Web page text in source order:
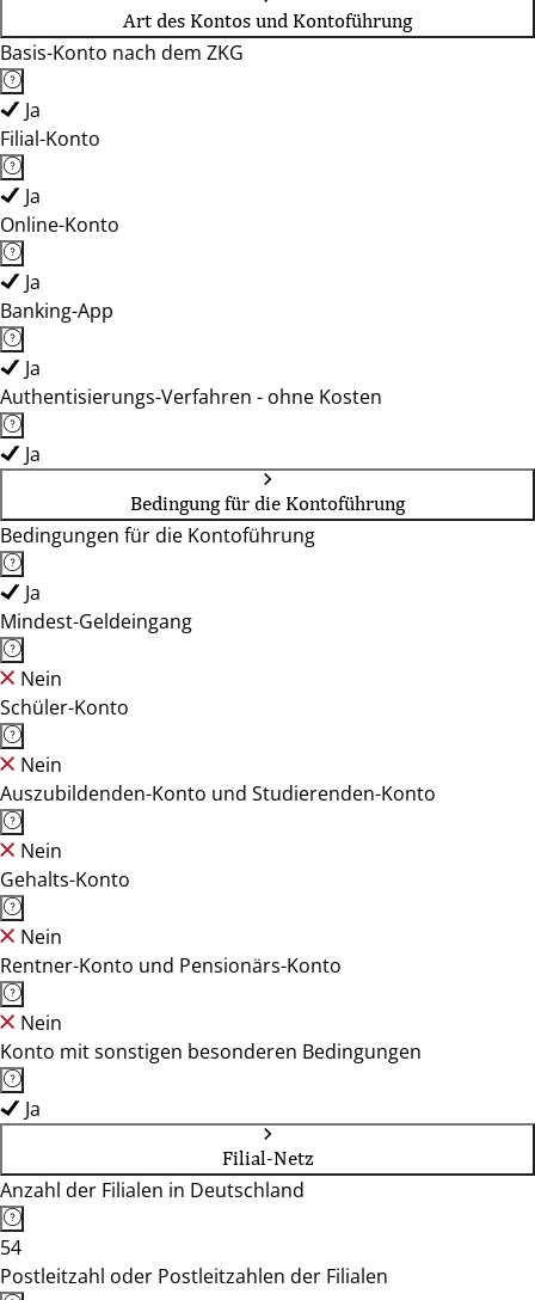
Art des Kontos und Kontoführung
Basis-Konto nach dem ZKG
Ja
Filial-Konto
Ja
Online-Konto
Ja
Banking-App
Ja
Authentisierungs-Verfahren - ohne Kosten
Ja
Bedingung für die Kontoführung
Bedingungen für die Kontoführung
Ja
Mindest-Geldeingang
Nein
Schüler-Konto
Nein
Auszubildenden-Konto und Studierenden-Konto
Nein
Gehalts-Konto
Nein
Rentner-Konto und Pensionärs-Konto
Nein
Konto mit sonstigen besonderen Bedingungen
Ja
Filial-Netz
Anzahl der Filialen in Deutschland
54
Postleitzahl oder Postleitzahlen der Filialen